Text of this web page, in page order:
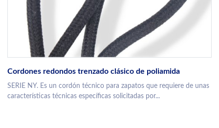
Cordones redondos trenzado clásico de poliamida
SERIE NY. Es un cordón técnico para zapatos que requiere de unas
características técnicas específicas solicitadas por...